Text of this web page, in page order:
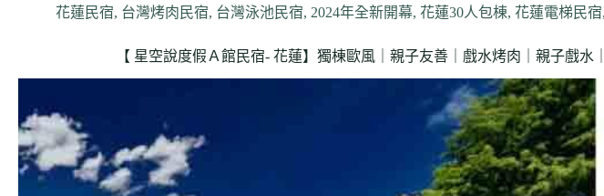
花蓮民宿, 台灣烤肉民宿, 台灣泳池民宿, 2024年全新開幕,花蓮30人包棟,花蓮電梯民宿
【 星空說度假Ａ館民宿- 花蓮】獨棟歐風｜親子友善｜戲水烤肉｜親子戲水